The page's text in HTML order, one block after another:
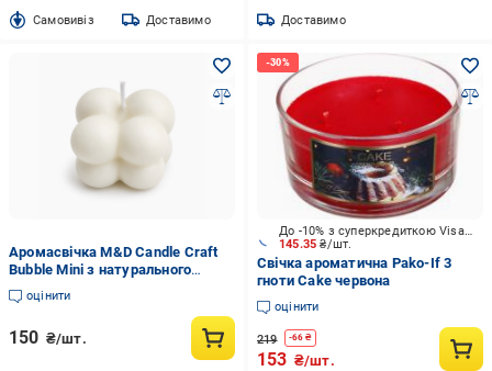
Cамовивіз Доставимо Доставимо
Аромасвічка M&D Candle Craft
Bubble Mini з натурального
соєвого воску аромат апельсин
(00014)
оцінити
150 ₴/шт.
145.35₴/шт.
До -10% з суперкредиткою Visa Вигода
Свічка ароматична Pako-If 3
гноти Cake червона
оцінити
219 -66 ₴
153 ₴/шт.